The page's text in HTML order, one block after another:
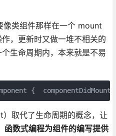
类组件那样在一个 mount
，更新时又做一堆不相关的
生命周期内，本来就是不易
{
取代了生命周期的概念，让
函数式编程为组件的编写提供